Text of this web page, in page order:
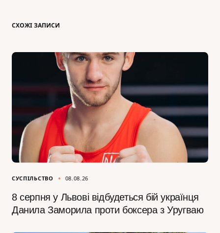
СХОЖІ ЗАПИСИ
СУСПІЛЬСТВО 08.08.26
8 серпня у Львові відбудеться бій українця
Данила Заморила проти боксера з Уругваю